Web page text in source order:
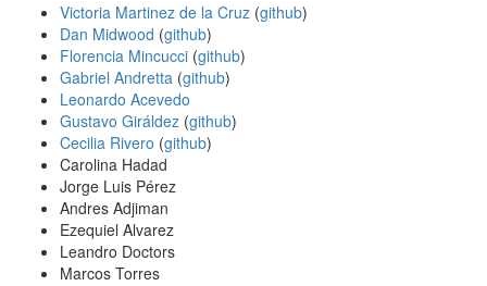
Victoria Martinez de la Cruz (github)
Dan Midwood (github)
Florencia Mincucci (github)
Gabriel Andretta (github)
Leonardo Acevedo
Gustavo Giráldez (github)
Cecilia Rivero (github)
Carolina Hadad
Jorge Luis Pérez
Andres Adjiman
Ezequiel Alvarez
Leandro Doctors
Marcos Torres